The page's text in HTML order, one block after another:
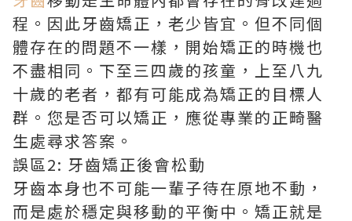
程。因此牙齒矯正，老少皆宜。但不同個
體存在的問題不一樣，開始矯正的時機也
不盡相同。下至三四歲的孩童，上至八九
十歲的老者，都有可能成為矯正的目標人
群。您是否可以矯正，應從專業的正畸醫
生處尋求答案。
誤區2: 牙齒矯正後會松動
牙齒本身也不可能一輩子待在原地不動，
而是處於穩定與移動的平衡中。矯正就是